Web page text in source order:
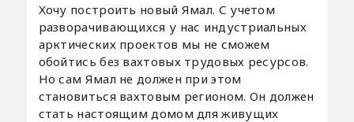
Хочу построить новый Ямал. С учетом
разворачивающихся у нас индустриальных
арктических проектов мы не сможем
обойтись без вахтовых трудовых ресурсов.
Но сам Ямал не должен при этом
становиться вахтовым регионом. Он должен
стать настоящим домом для живущих